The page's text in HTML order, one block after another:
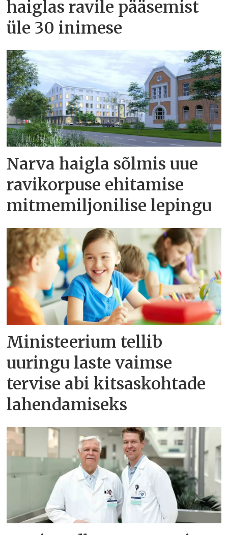
haiglas ravile pääsemist
üle 30 inimese
Narva haigla sõlmis uue
ravikorpuse ehitamise
mitmemiljonilise lepingu
Ministeerium tellib
uuringu laste vaimse
tervise abi kitsaskohtade
lahendamiseks